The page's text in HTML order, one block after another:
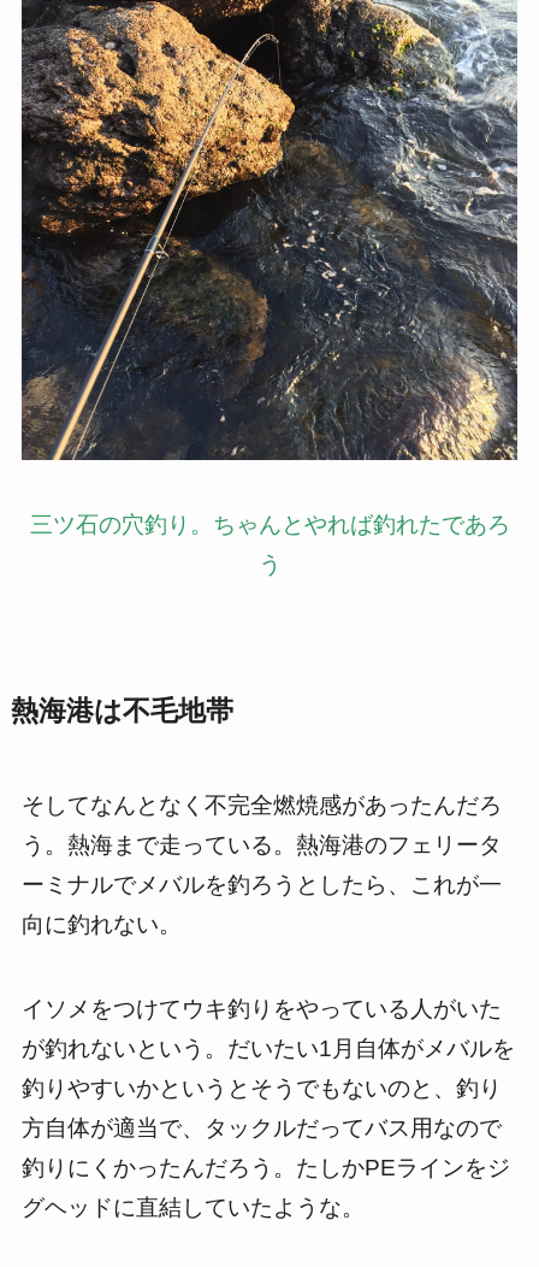
三ツ石の穴釣り。ちゃんとやれば釣れたであろ
う
熱海港は不毛地帯
そしてなんとなく不完全燃焼感があったんだろ
う。熱海まで走っている。熱海港のフェリータ
ーミナルでメバルを釣ろうとしたら、これが一
向に釣れない。
イソメをつけてウキ釣りをやっている人がいた
が釣れないという。だいたい1月自体がメバルを
釣りやすいかというとそうでもないのと、釣り
方自体が適当で、タックルだってバス用なので
釣りにくかったんだろう。たしかPEラインをジ
グヘッドに直結していたような。